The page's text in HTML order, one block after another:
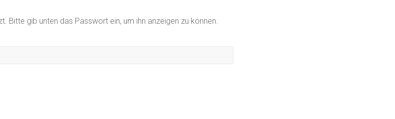
Bitte gib unten das Passwort ein, um ihn anzeigen zu können.